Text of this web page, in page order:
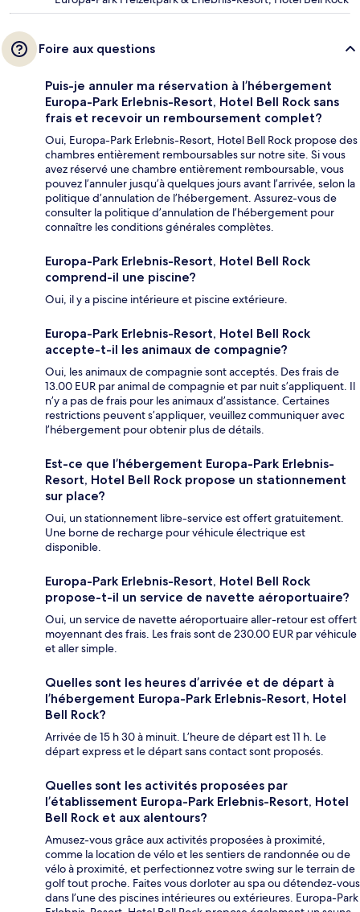
Foire aux questions
Puis-je annuler ma réservation à l’hébergement
Europa-Park Erlebnis-Resort, Hotel Bell Rock sans
frais et recevoir un remboursement complet?
Oui, Europa-Park Erlebnis-Resort, Hotel Bell Rock propose des
chambres entièrement remboursables sur notre site. Si vous
avez réservé une chambre entièrement remboursable, vous
pouvez l’annuler jusqu’à quelques jours avant l’arrivée, selon la
politique d’annulation de l’hébergement. Assurez-vous de
consulter la politique d’annulation de l’hébergement pour
connaître les conditions générales complètes.
Europa-Park Erlebnis-Resort, Hotel Bell Rock
comprend-il une piscine?
Oui, il y a piscine intérieure et piscine extérieure.
Europa-Park Erlebnis-Resort, Hotel Bell Rock
accepte-t-il les animaux de compagnie?
Oui, les animaux de compagnie sont acceptés. Des frais de
13.00 EUR par animal de compagnie et par nuit s’appliquent. Il
n’y a pas de frais pour les animaux d’assistance. Certaines
restrictions peuvent s’appliquer, veuillez communiquer avec
l’hébergement pour obtenir plus de détails.
Est-ce que l’hébergement Europa-Park Erlebnis-
Resort, Hotel Bell Rock propose un stationnement
sur place?
Oui, un stationnement libre-service est offert gratuitement.
Une borne de recharge pour véhicule électrique est
disponible.
Europa-Park Erlebnis-Resort, Hotel Bell Rock
propose-t-il un service de navette aéroportuaire?
Oui, un service de navette aéroportuaire aller-retour est offert
moyennant des frais. Les frais sont de 230.00 EUR par véhicule
et aller simple.
Quelles sont les heures d’arrivée et de départ à
l’hébergement Europa-Park Erlebnis-Resort, Hotel
Bell Rock?
Arrivée de 15 h 30 à minuit. L’heure de départ est 11 h. Le
départ express et le départ sans contact sont proposés.
Quelles sont les activités proposées par
l’établissement Europa-Park Erlebnis-Resort, Hotel
Bell Rock et aux alentours?
Amusez-vous grâce aux activités proposées à proximité,
comme la location de vélo et les sentiers de randonnée ou de
vélo à proximité, et perfectionnez votre swing sur le terrain de
golf tout proche. Faites vous dorloter au spa ou détendez-vous
dans l’une des piscines intérieures ou extérieures. Europa-Park